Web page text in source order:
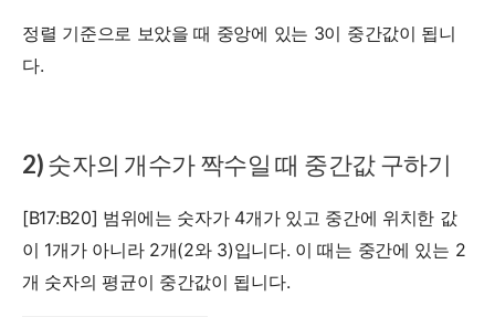
정렬 기준으로 보았을 때 중앙에 있는 3이 중간값이 됩니
다.
2) 숫자의 개수가 짝수일 때 중간값 구하기
[B17:B20] 범위에는 숫자가 4개가 있고 중간에 위치한 값
이 1개가 아니라 2개(2와 3)입니다. 이 때는 중간에 있는 2
개 숫자의 평균이 중간값이 됩니다.